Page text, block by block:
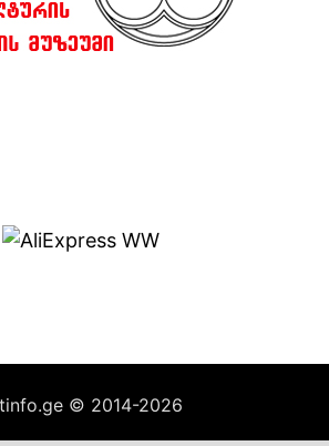
© 2014-2026